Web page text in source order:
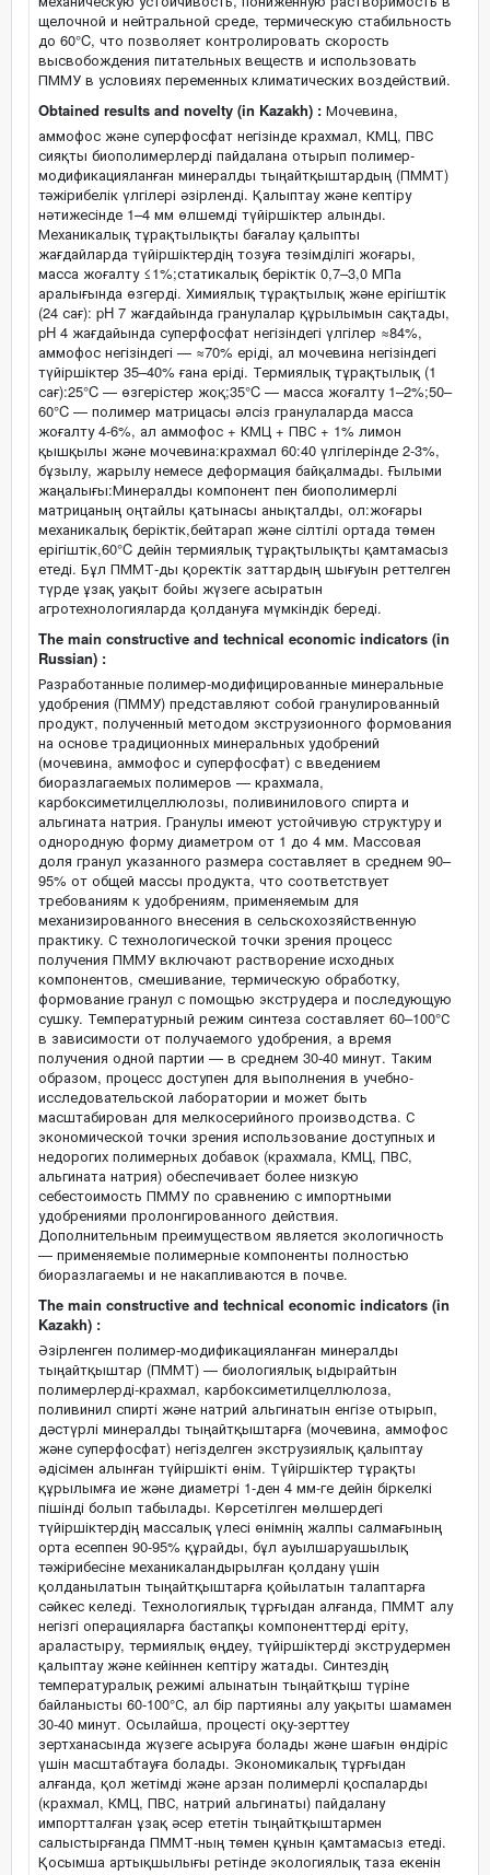
щелочной и нейтральной среде, термическую стабильность
до 60°C, что позволяет контролировать скорость
высвобождения питательных веществ и использовать
ПММУ в условиях переменных климатических воздействий.
Obtained results and novelty (in Kazakh) : Мочевина,
аммофос және суперфосфат негізінде крахмал, КМЦ, ПВС
сияқты биополимерлерді пайдалана отырып полимер-
модификацияланған минералды тыңайтқыштардың (ПММТ)
тәжірибелік үлгілері әзірленді. Қалыптау және кептіру
нәтижесінде 1–4 мм өлшемді түйіршіктер алынды.
Механикалық тұрақтылықты бағалау қалыпты
жағдайларда түйіршіктердің тозуға төзімділігі жоғары,
масса жоғалту ≤1%;статикалық беріктік 0,7–3,0 МПа
аралығында өзгерді. Химиялық тұрақтылық және ерігіштік
(24 сағ): pH 7 жағдайында гранулалар құрылымын сақтады,
pH 4 жағдайында суперфосфат негізіндегі үлгілер ≈84%,
аммофос негізіндегі — ≈70% еріді, ал мочевина негізіндегі
түйіршіктер 35–40% ғана еріді. Термиялық тұрақтылық (1
сағ):25°C — өзгерістер жоқ;35°C — масса жоғалту 1–2%;50–
60°C — полимер матрицасы әлсіз гранулаларда масса
жоғалту 4-6%, ал аммофос + КМЦ + ПВС + 1% лимон
қышқылы және мочевина:крахмал 60:40 үлгілерінде 2-3%,
бұзылу, жарылу немесе деформация байқалмады. Ғылыми
жаңалығы:Минералды компонент пен биополимерлі
матрицаның оңтайлы қатынасы анықталды, ол:жоғары
механикалық беріктік,бейтарап және сілтілі ортада төмен
ерігіштік,60°C дейін термиялық тұрақтылықты қамтамасыз
етеді. Бұл ПММТ-ды қоректік заттардың шығуын реттелген
түрде ұзақ уақыт бойы жүзеге асыратын
агротехнологияларда қолдануға мүмкіндік береді.
The main constructive and technical economic indicators (in
Russian) :
Разработанные полимер-модифицированные минеральные
удобрения (ПММУ) представляют собой гранулированный
продукт, полученный методом экструзионного формования
на основе традиционных минеральных удобрений
(мочевина, аммофос и суперфосфат) с введением
биоразлагаемых полимеров — крахмала,
карбоксиметилцеллюлозы, поливинилового спирта и
альгината натрия. Гранулы имеют устойчивую структуру и
однородную форму диаметром от 1 до 4 мм. Массовая
доля гранул указанного размера составляет в среднем 90–
95% от общей массы продукта, что соответствует
требованиям к удобрениям, применяемым для
механизированного внесения в сельскохозяйственную
практику. С технологической точки зрения процесс
получения ПММУ включают растворение исходных
компонентов, смешивание, термическую обработку,
формование гранул с помощью экструдера и последующую
сушку. Температурный режим синтеза составляет 60–100°С
в зависимости от получаемого удобрения, а время
получения одной партии — в среднем 30-40 минут. Таким
образом, процесс доступен для выполнения в учебно-
исследовательской лаборатории и может быть
масштабирован для мелкосерийного производства. С
экономической точки зрения использование доступных и
недорогих полимерных добавок (крахмала, КМЦ, ПВС,
альгината натрия) обеспечивает более низкую
себестоимость ПММУ по сравнению с импортными
удобрениями пролонгированного действия.
Дополнительным преимуществом является экологичность
— применяемые полимерные компоненты полностью
биоразлагаемы и не накапливаются в почве.
The main constructive and technical economic indicators (in
Kazakh) :
Әзірленген полимер-модификацияланған минералды
тыңайтқыштар (ПММТ) — биологиялық ыдырайтын
полимерлерді-крахмал, карбоксиметилцеллюлоза,
поливинил спирті және натрий альгинатын енгізе отырып,
дәстүрлі минералды тыңайтқыштарға (мочевина, аммофос
және суперфосфат) негізделген экструзиялық қалыптау
әдісімен алынған түйіршікті өнім. Түйіршіктер тұрақты
құрылымға ие және диаметрі 1-ден 4 мм-ге дейін біркелкі
пішінді болып табылады. Көрсетілген мөлшердегі
түйіршіктердің массалық үлесі өнімнің жалпы салмағының
орта есеппен 90-95% құрайды, бұл ауылшаруашылық
тәжірибесіне механикаландырылған қолдану үшін
қолданылатын тыңайтқыштарға қойылатын талаптарға
сәйкес келеді. Технологиялық тұрғыдан алғанда, ПММТ алу
негізгі операцияларға бастапқы компоненттерді еріту,
араластыру, термиялық өңдеу, түйіршіктерді экструдермен
қалыптау және кейіннен кептіру жатады. Синтездің
температуралық режимі алынатын тыңайтқыш түріне
байланысты 60-100°С, ал бір партияны алу уақыты шамамен
30-40 минут. Осылайша, процесті оқу-зерттеу
зертханасында жүзеге асыруға болады және шағын өндіріс
үшін масштабтауға болады. Экономикалық тұрғыдан
алғанда, қол жетімді және арзан полимерлі қоспаларды
(крахмал, КМЦ, ПВС, натрий альгинаты) пайдалану
импортталған ұзақ әсер ететін тыңайтқыштармен
салыстырғанда ПММТ-ның төмен құнын қамтамасыз етеді.
Қосымша артықшылығы ретінде экологиялық таза екенін